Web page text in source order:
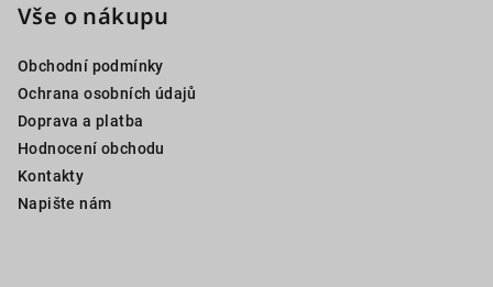
Vše o nákupu
Obchodní podmínky
Ochrana osobních údajů
Doprava a platba
Hodnocení obchodu
Kontakty
Napište nám